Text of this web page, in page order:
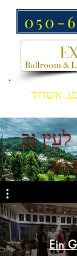
050-
אשדוד
גב
Ein